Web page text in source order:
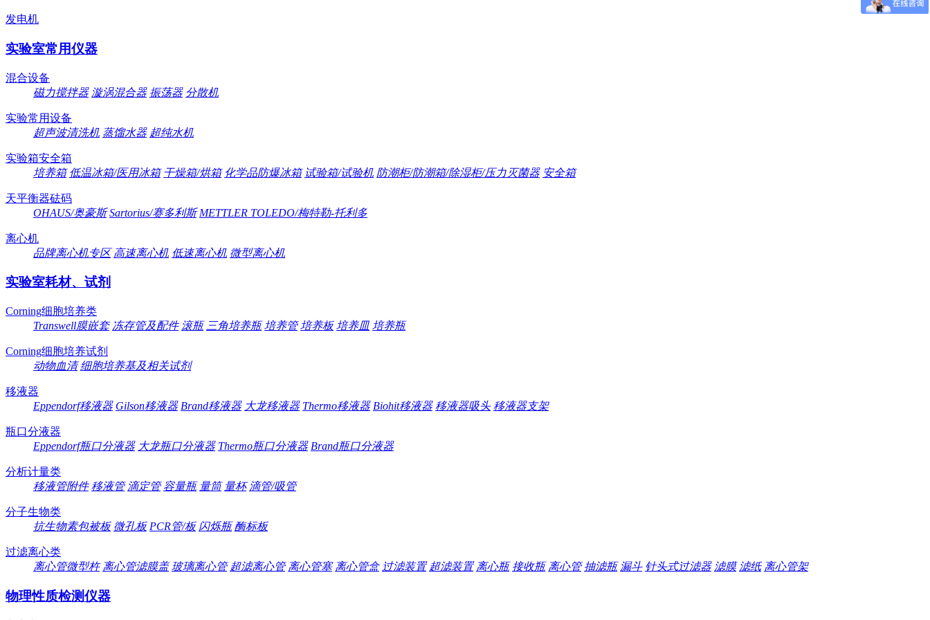
发电机
实验室常用仪器
混合设备
磁力搅拌器 漩涡混合器 振荡器 分散机
实验常用设备
超声波清洗机 蒸馏水器 超纯水机
实验箱安全箱
培养箱 低温冰箱/医用冰箱 干燥箱/烘箱 化学品防爆冰箱 试验箱/试验机 防潮柜/防潮箱/除湿柜/压力灭菌器 安全箱
天平衡器砝码
OHAUS/奥豪斯 Sartorius/赛多利斯 METTLER TOLEDO/梅特勒-托利多
离心机
品牌离心机专区 高速离心机 低速离心机 微型离心机
实验室耗材、试剂
Corning细胞培养类
Transwell膜嵌套 冻存管及配件 滚瓶 三角培养瓶 培养管 培养板 培养皿 培养瓶
Corning细胞培养试剂
动物血清 细胞培养基及相关试剂
移液器
Eppendorf移液器 Gilson移液器 Brand移液器 大龙移液器 Thermo移液器 Biohit移液器 移液器吸头 移液器支架
瓶口分液器
Eppendorf瓶口分液器 大龙瓶口分液器 Thermo瓶口分液器 Brand瓶口分液器
分析计量类
移液管附件 移液管 滴定管 容量瓶 量筒 量杯 滴管/吸管
分子生物类
抗生物素包被板 微孔板 PCR管/板 闪烁瓶 酶标板
过滤离心类
离心管微型杵 离心管滤膜盖 玻璃离心管 超滤离心管 离心管塞 离心管盒 过滤装置 超滤装置 离心瓶 接收瓶 离心管 抽滤瓶 漏斗 针头式过滤器 滤膜 滤纸 离心管架
物理性质检测仪器